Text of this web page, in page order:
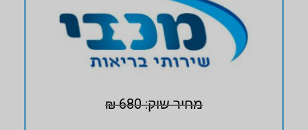
מחיר שוק: 680 ₪